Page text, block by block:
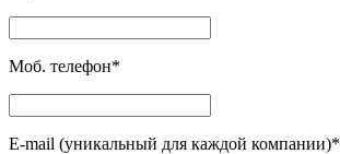
Моб. телефон*
E-mail (уникальный для каждой компании)*